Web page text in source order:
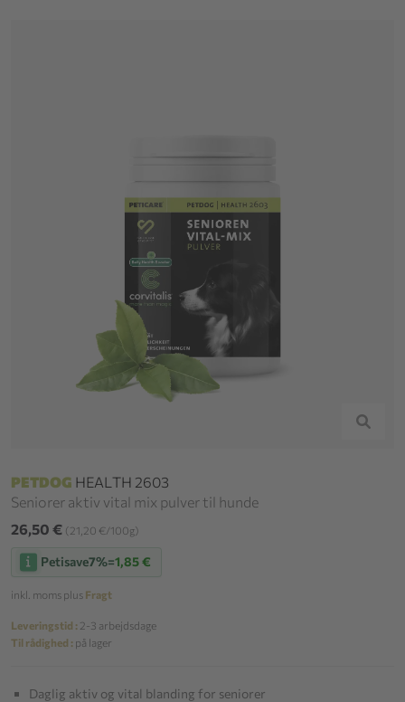
PETDOG HEALTH 2603
Seniorer aktiv vital mix pulver til hunde
26,50 € (21,20 €/100g)
Petisave7%=1,85 €
inkl. moms plus Fragt
Leveringstid : 2-3 arbejdsdage
Til rådighed : på lager
Daglig aktiv og vital blanding for seniorer